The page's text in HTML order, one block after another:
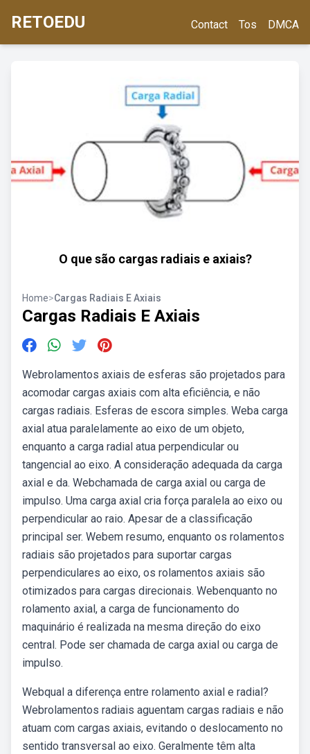
RETOEDU Contact Tos DMCA
O que são cargas radiais e axiais?
Home>Cargas Radiais E Axiais
Cargas Radiais E Axiais
Webrolamentos axiais de esferas são projetados para
acomodar cargas axiais com alta eficiência, e não
cargas radiais. Esferas de escora simples. Weba carga
axial atua paralelamente ao eixo de um objeto,
enquanto a carga radial atua perpendicular ou
tangencial ao eixo. A consideração adequada da carga
axial e da. Webchamada de carga axial ou carga de
impulso. Uma carga axial cria força paralela ao eixo ou
perpendicular ao raio. Apesar de a classificação
principal ser. Webem resumo, enquanto os rolamentos
radiais são projetados para suportar cargas
perpendiculares ao eixo, os rolamentos axiais são
otimizados para cargas direcionais. Webenquanto no
rolamento axial, a carga de funcionamento do
maquinário é realizada na mesma direção do eixo
central. Pode ser chamada de carga axial ou carga de
impulso.
Webqual a diferença entre rolamento axial e radial?
Webrolamentos radiais aguentam cargas radiais e não
atuam com cargas axiais, evitando o deslocamento no
sentido transversal ao eixo. Geralmente têm alta